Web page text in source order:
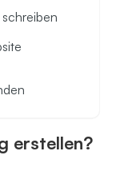
erstellen?